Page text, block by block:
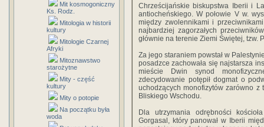
Mit kosmogoniczny
Ks. Rodz.
Mitologia w historii
kultury
Mitologie Czarnej
Afryki
Mitoznawstwo
starożytne
Mity - część
kultury
Mity o potopie
Na początku była
woda
Chrześcijańskie biskupstwa Iberii i
antiocheńskiego. W połowie V w.
między zwolennikami i
najbardziej zagorzałych
głównie na terenie Ziemi Świętej, tzw.
Za jego staraniem powstał w
posadzce zachowała się najstarsza
mieście Dwin synod
zdecydowanie potępił dogmat o
uchodzących monofizytów zarówno
Bliskiego Wschodu.
Dla utrzymania odrębności
Gorgasal, który panował w Iberii